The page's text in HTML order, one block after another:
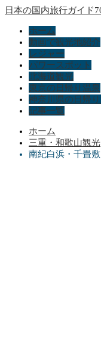
日本の国内旅行ガイド
ホーム
動画で観光地紹介
レジャー
パワースポット
北海道観光
東京の日帰り温泉
神奈川県の日帰
記事一覧
ホーム
三重・和歌山観光
南紀白浜・千畳